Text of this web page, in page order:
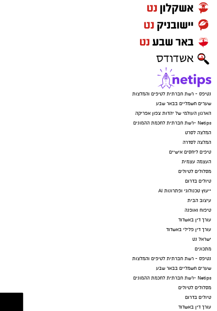
נטיפס - רשת חברתית לטיפים והמלצות
שערים חשמליים בבאר שבע
הארגון העולמי של יהדות צפון אפריקה
Netips -רשת חברתית לחכמת ההמונים
המלצה לסרט
המלצה לסדרה
טיפים ליחסים אישיים
העצמה עצמית
מסלולים לטיולים
טיולים בדרום
ייעוץ טכנולוגי ופתרונות AI
עיצוב הבית
טיפוח ואופנה
עורך דין באשדוד
עורך דין פלילי באשדוד
ישראל נט
מתכונים
נטיפס - רשת חברתית לטיפים והמלצות
שערים חשמליים בבאר שבע
Netips -רשת חברתית לחכמת ההמונים
מסלולים לטיולים
טיולים בדרום
עורך דין באשדוד